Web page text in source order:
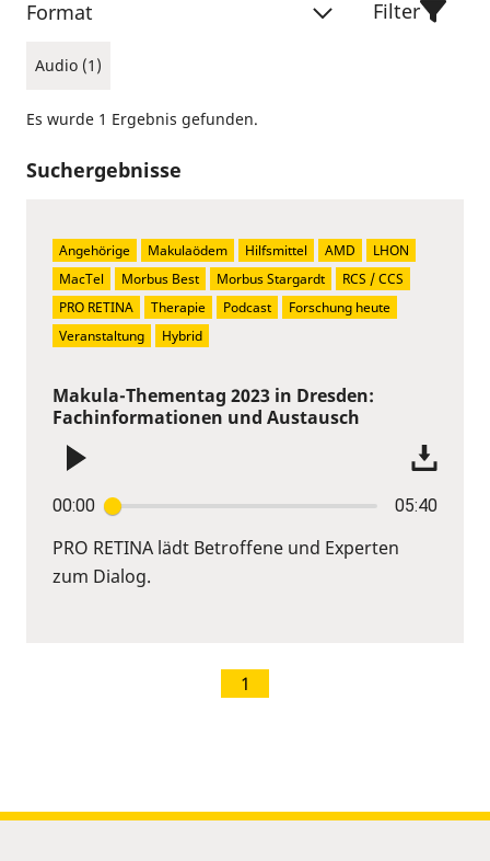
Format
Audio (1)
Filter
Es wurde 1 Ergebnis gefunden.
Suchergebnisse
Makula-Thementag 2023 in Dresden:
Fachinformationen und Austausch
00:00 05:40
PRO RETINA lädt Betroffene und Experten
zum Dialog.
Angehörige Makulaödem Hilfsmittel AMD
LHON
MacTel
Morbus Best Morbus Stargardt
RCS / CCS
PRO RETINA
Therapie Podcast
Forschung heute
Veranstaltung
Hybrid
1